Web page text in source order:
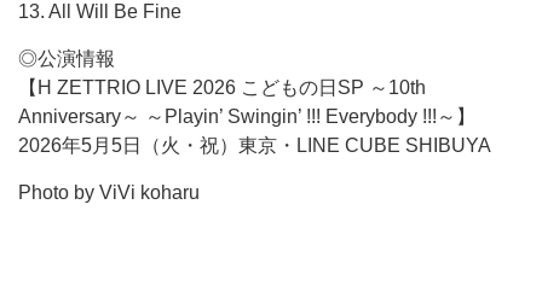
13. All Will Be Fine
◎公演情報
【H ZETTRIO LIVE 2026 こどもの日SP ～10th
Anniversary～ ～Playin’ Swingin’ !!! Everybody !!!～】
2026年5月5日（火・祝）東京・LINE CUBE SHIBUYA
Photo by ViVi koharu